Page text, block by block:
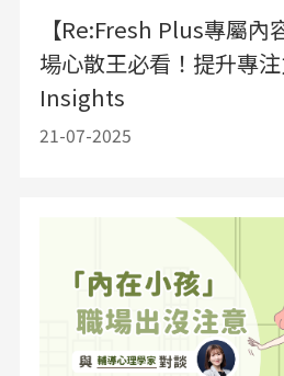
【Re:Fresh Plus專屬內
場心散王必看！提升專
Insights
21-07-2025